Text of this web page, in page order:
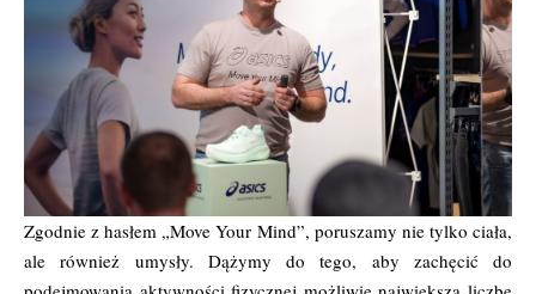
Zgodnie z hasłem „Move Your Mind”, poruszamy nie tylko ciała,
ale również umysły. Dążymy do tego, aby zachęcić do